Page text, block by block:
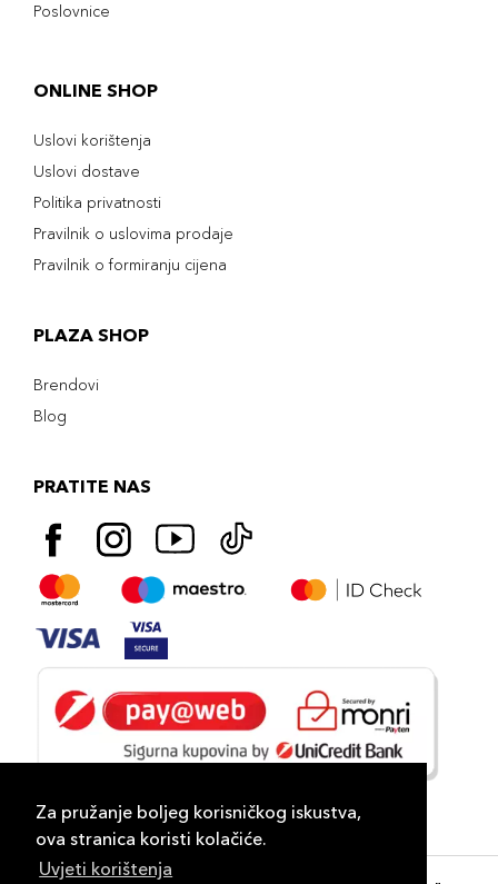
Za pružanje boljeg korisničkog iskustva,
ova stranica koristi kolačiće.
Uvjeti korištenja
Poslovnice
ONLINE SHOP
Uslovi korištenja
Uslovi dostave
Politika privatnosti
Pravilnik o uslovima prodaje
Pravilnik o formiranju cijena
PLAZA SHOP
Brendovi
Blog
PRATITE NAS